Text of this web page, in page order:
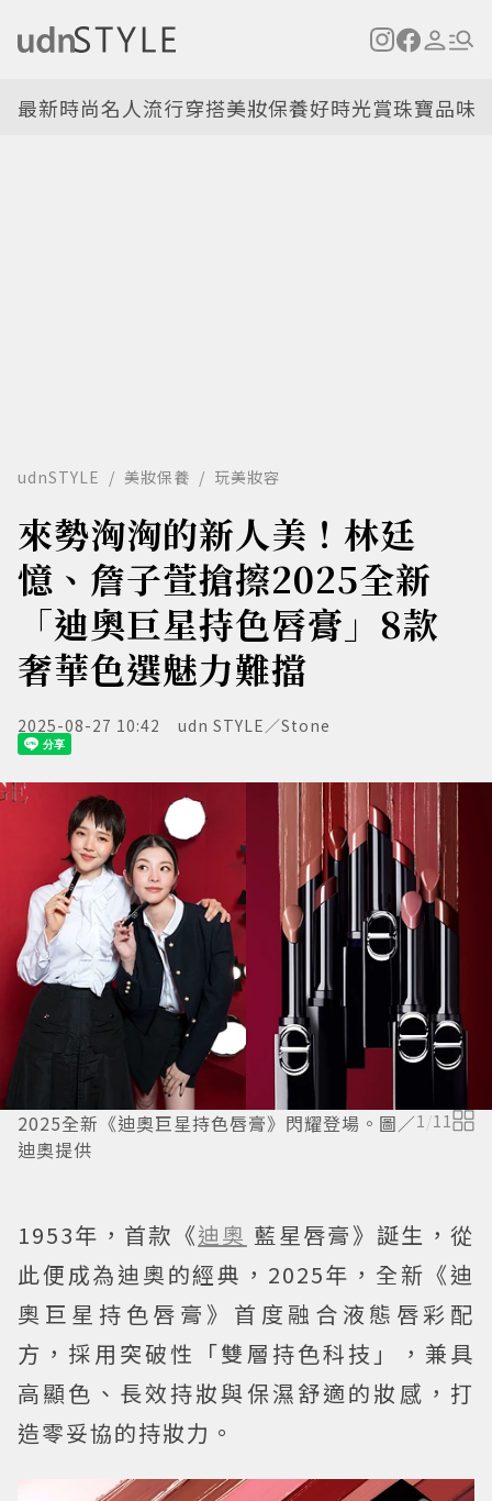
最新時尚名人流行穿搭美妝保養好時光賞珠寶品味
udnSTYLE 美妝保養 玩美妝容
來勢洶洶的新人美！林廷
憶、詹子萱搶擦2025全新
「迪奧巨星持色唇膏」8款
奢華色選魅力難擋
2025-08-27 10:42 udn STYLE／Stone
2025全新《迪奧巨星持色唇膏》閃耀登場。圖／
迪奧提供
1/11
1953年，首款《迪奧 藍星唇膏》誕生，從
此便成為迪奧的經典，2025年，全新《迪
奧巨星持色唇膏》首度融合液態唇彩配
方，採用突破性「雙層持色科技」，兼具
高顯色、長效持妝與保濕舒適的妝感，打
造零妥協的持妝力。